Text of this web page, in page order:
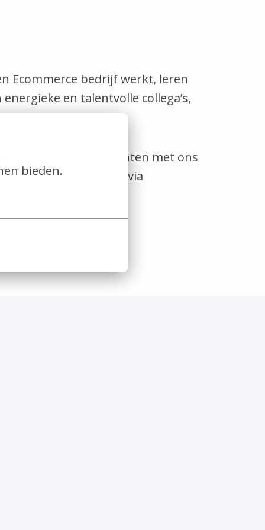
bieden.
Ecommerce bedrijf werkt, leren
en talentvolle collega’s,
Deel dan jouw talenten met ons
Christel van Hoppe via